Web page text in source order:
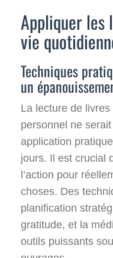
Appliquer les
vie
Techniques
un
La lecture de
personnel ne
application
jours. Il est crucial
l’action pour
choses. Des
planification
gratitude, et la
outils puissants